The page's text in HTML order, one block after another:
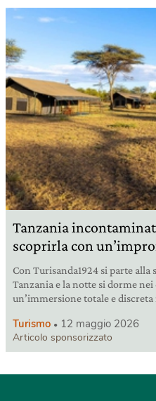
Tanzania
scoprirla con
Con Turisanda1924 si parte
Tanzania e la notte si dorme
un’immersione totale e discreta
Turismo 12 maggio 2026
Articolo sponsorizzato